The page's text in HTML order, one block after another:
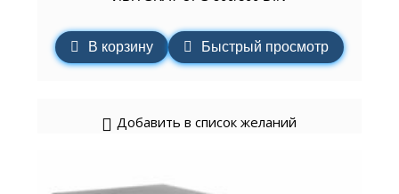
В корзину Быстрый просмотр
Добавить в список желаний